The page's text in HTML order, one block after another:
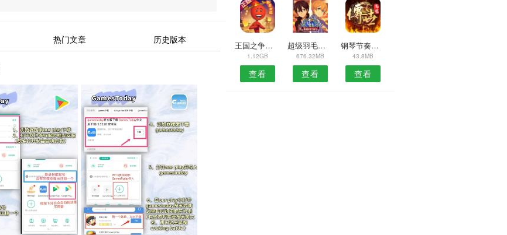
热门文章 历史版本
王国之争征服与秩序
1.12GB
查看
超级羽毛球联赛
676.32MB
查看
钢琴节奏方块
43.8MB
查看